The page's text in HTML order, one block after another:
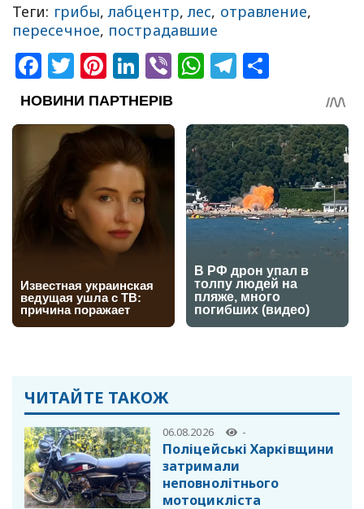
Теги: грибы,лабцентр,лес, отравление,
пересечное, пострадавшие
Facebook
Twitter
Pinterest
LinkedIn
ViberWhatsApp
Telegram
ЧИТАЙТЕ ТАКОЖ
06.08.2026 -
Поліцейські Харківщини
затримали
неповнолітнього
мотоцикліста